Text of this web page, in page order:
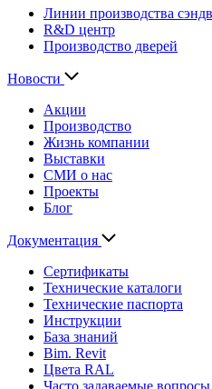
Линии производства
R&D центр
Производство дверей
Новости
Акции
Производство
Жизнь компании
Выставки
СМИ о нас
Проекты
Блог
Документация
Сертификаты
Технические каталоги
Технические паспорта
Инструкции
База знаний
Bim. Revit
Цвета RAL
Часто задаваемые вопросы